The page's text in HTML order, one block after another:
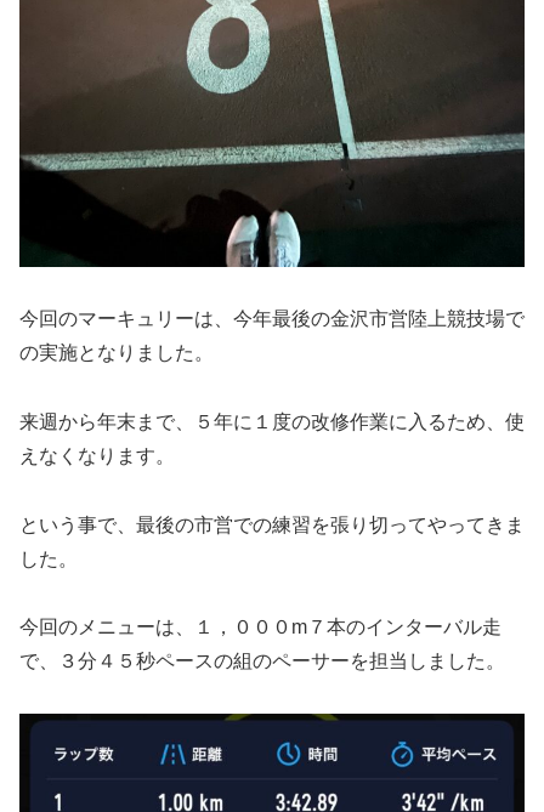
今回のマーキュリーは、今年最後の金沢市営陸上競技場で
の実施となりました。
来週から年末まで、５年に１度の改修作業に入るため、使
えなくなります。
という事で、最後の市営での練習を張り切ってやってきま
した。
今回のメニューは、１，０００m７本のインターバル走
で、３分４５秒ペースの組のペーサーを担当しました。